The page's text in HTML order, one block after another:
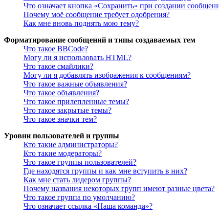
Что означает кнопка «Сохранить» при создании
Почему моё сообщение требует одобрения?
Как мне вновь поднять мою тему?
Форматирование сообщений и типы создаваемых тем
Что такое BBCode?
Могу ли я использовать HTML?
Что такое смайлики?
Могу ли я добавлять изображения к сообщениям?
Что такое важные объявления?
Что такое объявления?
Что такое прилепленные темы?
Что такое закрытые темы?
Что такое значки тем?
Уровни пользователей и группы
Кто такие администраторы?
Кто такие модераторы?
Что такое группы пользователей?
Где находятся группы и как мне вступить в них?
Как мне стать лидером группы?
Почему названия некоторых групп имеют разные цвета?
Что такое группа по умолчанию?
Что означает ссылка «Наша команда»?